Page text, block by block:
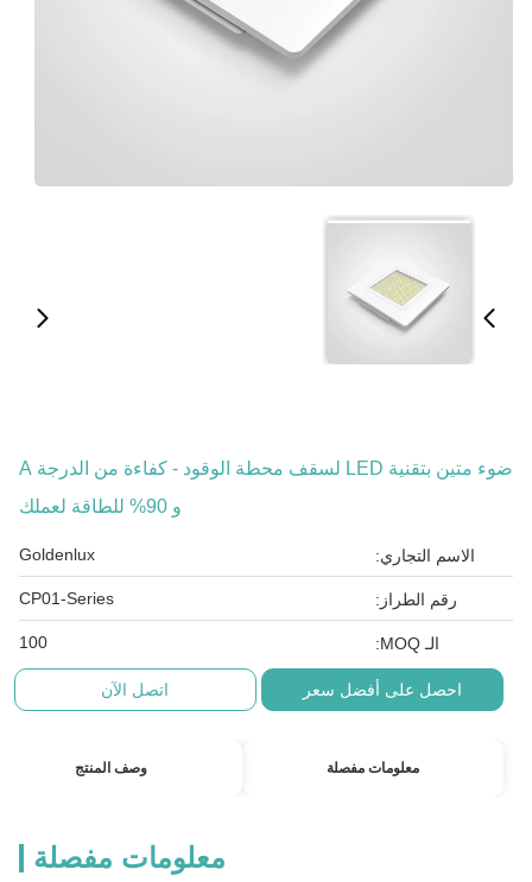
ضوء متين بتقنية LED لسقف محطة الوقود - كفاءة من الدرجة A
و 90% للطاقة لعملك
الاسم التجاري: Goldenlux
رقم الطراز: CP01-Series
الـ MOQ: 100
احصل على أفضل سعر اتصل الآن
معلومات مفصلة وصف المنتج
معلومات مفصلة